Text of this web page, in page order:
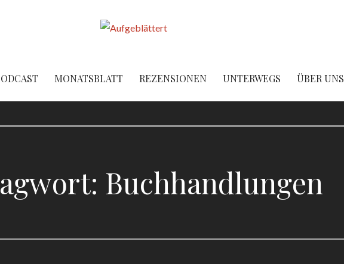
MONATSBLATT REZENSIONEN UNTERWEGS ÜBER UNS
Buchhandlungen